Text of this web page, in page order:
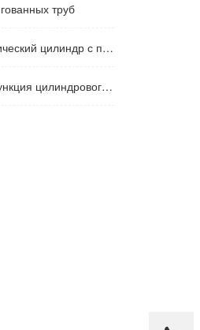
труб
с передним фланцем
барреля